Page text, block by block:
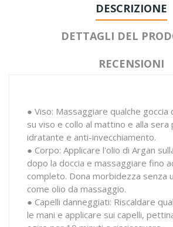
DESCRIZIONE
DETTAGLI DEL
RECENSIONI
● Viso: Massaggiare qualche goccia
su viso e collo al mattino e alla sera
idratante e anti-invecchiamento.
● Corpo: Applicare l'olio di Argan
dopo la doccia e massaggiare fino
completo. Dona morbidezza senza
come olio da massaggio.
● Capelli danneggiati: Riscaldare
le mani e applicare sui capelli,